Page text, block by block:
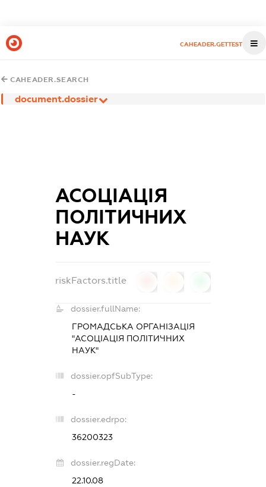
CAHEADER.GETTEST
CAHEADER.SEARCH
document.dossier
АСОЦІАЦІЯ
ПОЛІТИЧНИХ
НАУК
riskFactors.title
dossier.fullName:
ГРОМАДСЬКА ОРГАНІЗАЦІЯ
"АСОЦІАЦІЯ ПОЛІТИЧНИХ
НАУК"
dossier.opfSubType:
-
dossier.edrpo:
36200323
dossier.regDate:
22.10.08